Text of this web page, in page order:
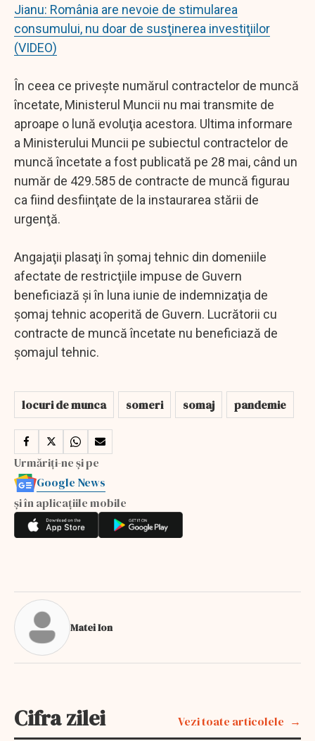
Jianu: România are nevoie de stimularea
consumului, nu doar de susţinerea investiţiilor
(VIDEO)
În ceea ce priveşte numărul contractelor de muncă
încetate, Ministerul Muncii nu mai transmite de
aproape o lună evoluţia acestora. Ultima informare
a Ministerului Muncii pe subiectul contractelor de
muncă încetate a fost publicată pe 28 mai, când un
număr de 429.585 de contracte de muncă figurau
ca fiind desfiinţate de la instaurarea stării de
urgenţă.
Angajaţii plasaţi în şomaj tehnic din domeniile
afectate de restricţiile impuse de Guvern
beneficiază şi în luna iunie de indemnizaţia de
şomaj tehnic acoperită de Guvern. Lucrătorii cu
contracte de muncă încetate nu beneficiază de
şomajul tehnic.
locuri de munca someri somaj pandemie
Urmăriți-ne și pe
Google News
și în aplicațiile mobile
Matei Ion
Cifra zilei Vezi toate articolele